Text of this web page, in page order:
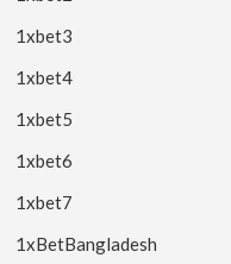
1xbet3
1xbet4
1xbet5
1xbet6
1xbet7
1xBetBangladesh